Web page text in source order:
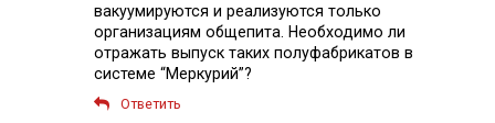
вакуумируются и реализуются только
организациям общепита. Необходимо ли
отражать выпуск таких полуфабрикатов в
системе “Меркурий”?
Ответить